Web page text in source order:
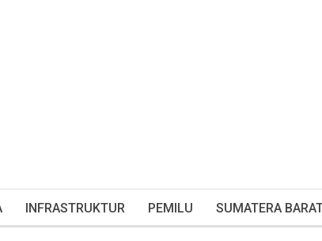
INFRASTRUKTUR PEMILU SUMATERA